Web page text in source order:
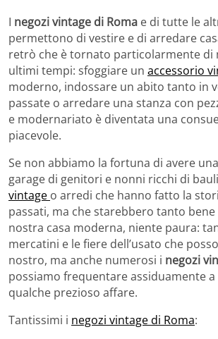
I negozi vintage di Roma e di tutte le
permettono di vestire e di arredare
retrò che è tornato particolarmente di
ultimi tempi: sfoggiare un accessorio
moderno, indossare un abito tanto in
passate o arredare una stanza con
e modernariato è diventata una
piacevole.
Se non abbiamo la fortuna di avere
garage di genitori e nonni ricchi di
vintage o arredi che hanno fatto la
passati, ma che starebbero tanto bene
nostra casa moderna, niente paura:
mercatini e le fiere dell’usato che
nostro, ma anche numerosi i negozi
possiamo frequentare assiduamente a
qualche prezioso affare.
Tantissimi i negozi vintage di Roma: